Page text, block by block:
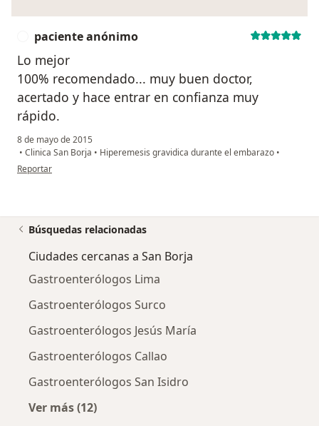
paciente anónimo
Lo mejor
100% recomendado... muy buen doctor,
acertado y hace entrar en confianza muy
rápido.
8 de mayo de 2015
• Clinica San Borja • Hiperemesis gravidica durante el embarazo •
en opinión del usuario paciente anónimo
Reportar
Búsquedas relacionadas
Ciudades cercanas a San Borja
Gastroenterólogos Lima
Gastroenterólogos Surco
Gastroenterólogos Jesús María
Gastroenterólogos Callao
Gastroenterólogos San Isidro
Ver más (12)